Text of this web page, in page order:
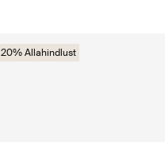
20% Allahindlust